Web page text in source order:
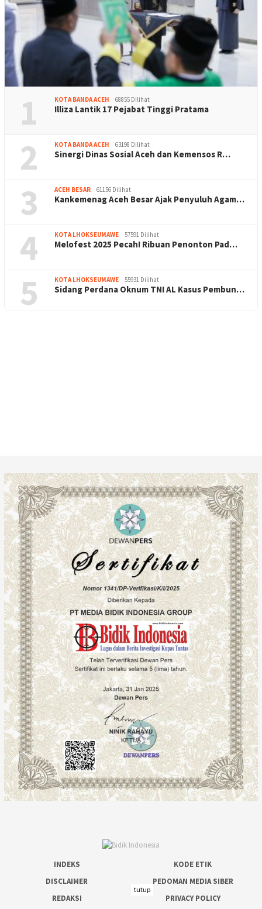
1 KOTA BANDA ACEH 68855 Dilihat
Illiza Lantik 17 Pejabat Tinggi Pratama
2 KOTA BANDA ACEH 63198 Dilihat
Sinergi Dinas Sosial Aceh dan Kemensos R…
3 ACEH BESAR 61156 Dilihat
Kankemenag Aceh Besar Ajak Penyuluh Agam…
4 KOTA LHOKSEUMAWE 57591 Dilihat
Melofest 2025 Pecah! Ribuan Penonton Pad…
5 KOTA LHOKSEUMAWE 55931 Dilihat
Sidang Perdana Oknum TNI AL Kasus Pembun…
INDEKS
KODE ETIK
DISCLAIMER
PEDOMAN MEDIA SIBER
REDAKSI
PRIVACY POLICY
tutup